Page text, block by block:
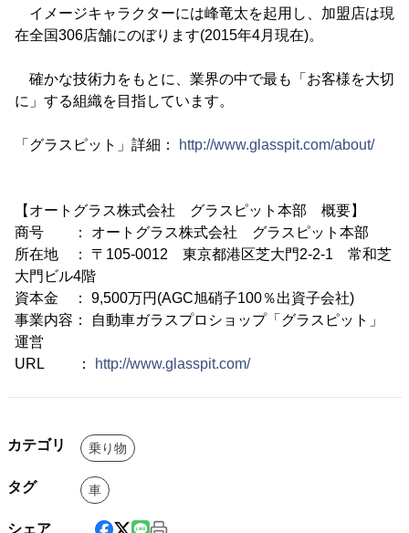
イメージキャラクターには峰竜太を起用し、加盟店は現
在全国306店舗にのぼります(2015年4月現在)。
確かな技術力をもとに、業界の中で最も「お客様を大切
に」する組織を目指しています。
「グラスピット」詳細： http://www.glasspit.com/about/
【オートグラス株式会社 グラスピット本部 概要】
商号 ： オートグラス株式会社 グラスピット本部
所在地 ： 〒105-0012 東京都港区芝大門2-2-1 常和芝
大門ビル4階
資本金 ： 9,500万円(AGC旭硝子100％出資子会社)
事業内容： 自動車ガラスプロショップ「グラスピット」
運営
URL ：
http://www.glasspit.com/
カテゴリ 乗り物
タグ 車
シェア